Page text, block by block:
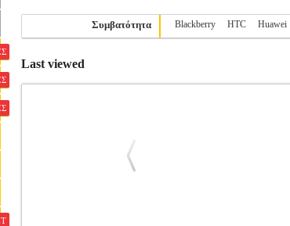
Συμβατότητα Blackberry HTC Huawei
Last viewed